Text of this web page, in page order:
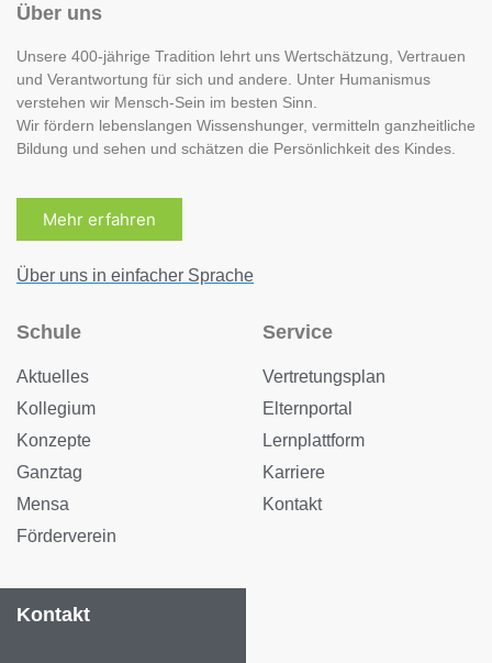
Über uns
Unsere 400-jährige Tradition lehrt uns Wertschätzung, Vertrauen
und Verantwortung für sich und andere. Unter Humanismus
verstehen wir Mensch-Sein im besten Sinn.
Wir fördern lebenslangen Wissenshunger, vermitteln ganzheitliche
Bildung und sehen und schätzen die Persönlichkeit des Kindes.
Mehr erfahren
Über uns in einfacher Sprache
Schule
Aktuelles
Kollegium
Konzepte
Ganztag
Mensa
Förderverein
Service
Vertretungsplan
Elternportal
Lernplattform
Karriere
Kontakt
Kontakt